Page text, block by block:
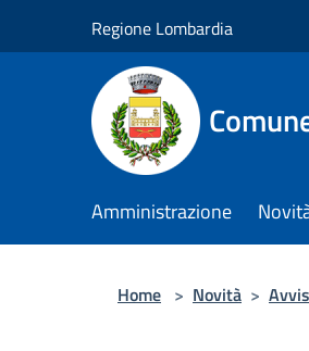
Regione Lombardia
Amministrazione
Home > Novità >